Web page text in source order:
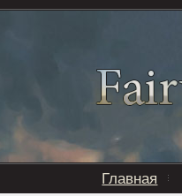
Главная